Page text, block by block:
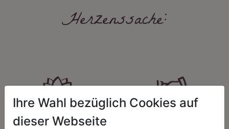
Herzenssache:
HARMONIE
Ihre Wahl bezüglich Cookies auf
dieser Webseite